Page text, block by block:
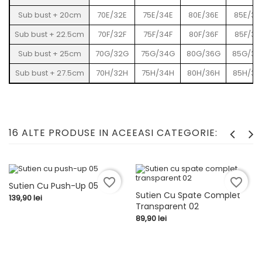
Sub bust + 20cm
70E/32E 75E/34E 80E/36E
85E/
Sub bust + 22.5cm
70F/32F 75F/34F 80F/36F
85F/
Sub bust + 25cm
70G/32G 75G/34G 80G/36G
85G/
Sub bust + 27.5cm
70H/32H 75H/34H 80H/36H 85H/
16 ALTE PRODUSE IN ACEEASI CATEGORIE:
Sutien Cu Push-Up 05
Pret
139,90 lei
favorite_border
Sutien Cu Spate Complet
Transparent 02
Pret
89,90 lei
favorite_border